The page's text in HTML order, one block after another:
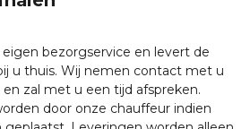
bezorgservice en levert de
u thuis. Wij nemen contact met u
zal met u een tijd afspreken.
door onze chauffeur indien